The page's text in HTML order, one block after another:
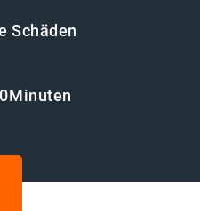
Schäden